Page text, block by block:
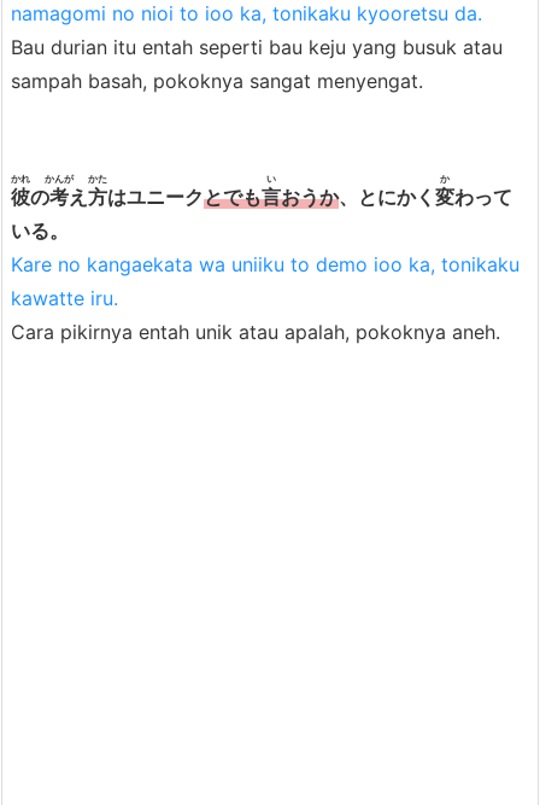
namagomi no nioi to ioo ka, tonikaku kyooretsu da.
Bau durian itu entah seperti bau keju yang busuk atau
sampah basah, pokoknya sangat menyengat.
彼
かれ
の考
かんが
え 方
かた
はユニークとでも言
い
おうか、とにかく 変
か
わって
いる。
Kare no kangaekata wa uniiku to demo ioo ka, tonikaku
kawatte iru.
Cara pikirnya entah unik atau apalah, pokoknya aneh.